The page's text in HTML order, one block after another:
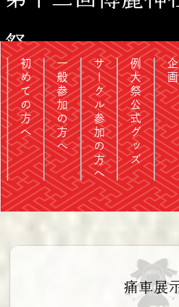
祭
初めての方へ 一般参加の方へ サークル参加の方へ 例大祭公式グッズ 企画
痛車展